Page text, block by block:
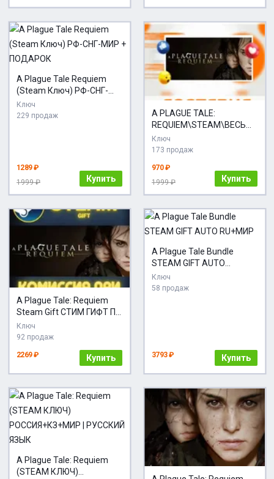
A Plague Tale Requiem
(Steam Ключ) РФ-СНГ-
МИР + ПОДАРОК
Ключ
229 продаж
1289 ₽
1999 ₽
Купить
A PLAGUE TALE:
REQUIEM\STEAM\ВЕСЬ
МИР + РФ\КЛЮЧ
Ключ
173 продаж
970 ₽
1999 ₽
Купить
A Plague Tale: Requiem
Steam Gift СТИМ ГИФТ ПК
АВТОДОСТАВКА
ПОДАРОК
Ключ
92 продаж
2269 ₽ Купить
A Plague Tale Bundle
STEAM GIFT AUTO
RU+МИР
Ключ
58 продаж
3793 ₽ Купить
A Plague Tale: Requiem
(STEAM КЛЮЧ)